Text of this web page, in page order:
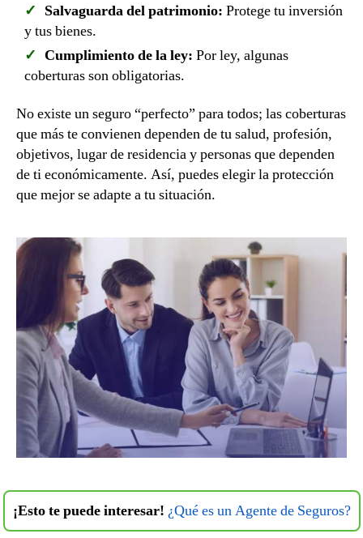
Salvaguarda del patrimonio: Protege tu inversión
y tus bienes.
Cumplimiento de la ley: Por ley, algunas
coberturas son obligatorias.
No existe un seguro “perfecto” para todos; las coberturas
que más te convienen dependen de tu salud, profesión,
objetivos, lugar de residencia y personas que dependen
de ti económicamente. Así, puedes elegir la protección
que mejor se adapte a tu situación.
¡Esto te puede interesar! ¿Qué es un Agente de Seguros?